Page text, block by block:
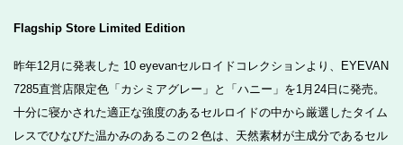
Flagship Store Limited Edition
昨年12月に発表した 10 eyevanセルロイドコレクションより、EYEVAN
7285直営店限定色「カシミアグレー」と「ハニー」を1月24日に発売。
十分に寝かされた適正な強度のあるセルロイドの中から厳選したタイム
レスでひなびた温かみのあるこの２色は、天然素材が主成分であるセル